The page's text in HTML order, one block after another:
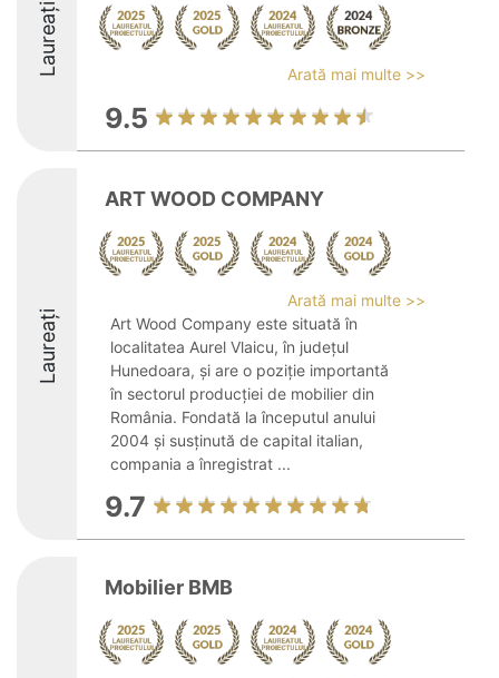
Laureați Arată mai multe >>
9.5
Laureați
ART WOOD COMPANY
Arată mai multe >>
Art Wood Company este situată în
localitatea Aurel Vlaicu, în județul
Hunedoara, și are o poziție importantă
în sectorul producției de mobilier din
România. Fondată la începutul anului
2004 și susținută de capital italian,
compania a înregistrat ...
9.7
Mobilier BMB